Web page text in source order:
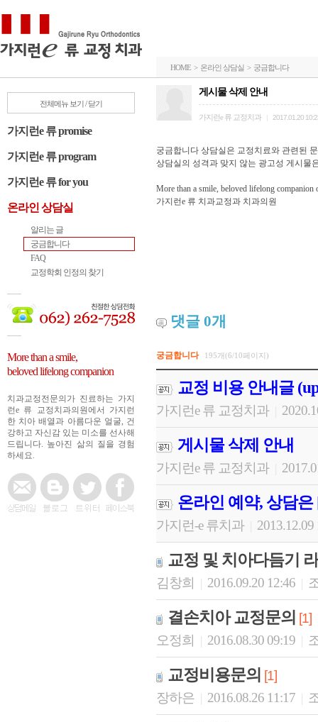
HOME > 온라인 상담실 > 궁금합니다
전체메뉴 보기 / 닫기
가지런e 류 promise
가지런e 류 program
가지런e 류 for you
온라인 상담실
알리는 글
궁금합니다
FAQ
교정학회 인정의 찾기
More than a smile,
beloved lifelong companion
치과교정전문의가 진료하는 가지
런e 류 교정치과의원에서 가지런
한 치아 배열과 아름다운 얼굴, 건
강하고 자신감 있는 미소를 선사해
드립니다. 높아진 삶의 질을 경험
하세요.
게시물 삭제 안내
가지런e 류 교정치과 2017.01.20
궁금합니다 상담실은 교정치료와 관련된
상담실의 성격과 맞지 않는 광고성 게시물
More than a smile, beloved lifelong companion
가지런e 류 치과교정과 치과의원
댓글 0개
궁금합니다 195개(6/10페이지)
교정 비용 안내글
가지런e 류 교정치과
게시물 삭제 안내
가지런e 류 교정치과
온라인 예약, 상담
가지런-e 류치과
교정 및 치아다듬기
김창희 2016.09.20 12:46
결손치아 교정문의 [1]
오정희
2016.08.30 09:19
교정비용문의 [1]
장하은
2016.08.26 11:17